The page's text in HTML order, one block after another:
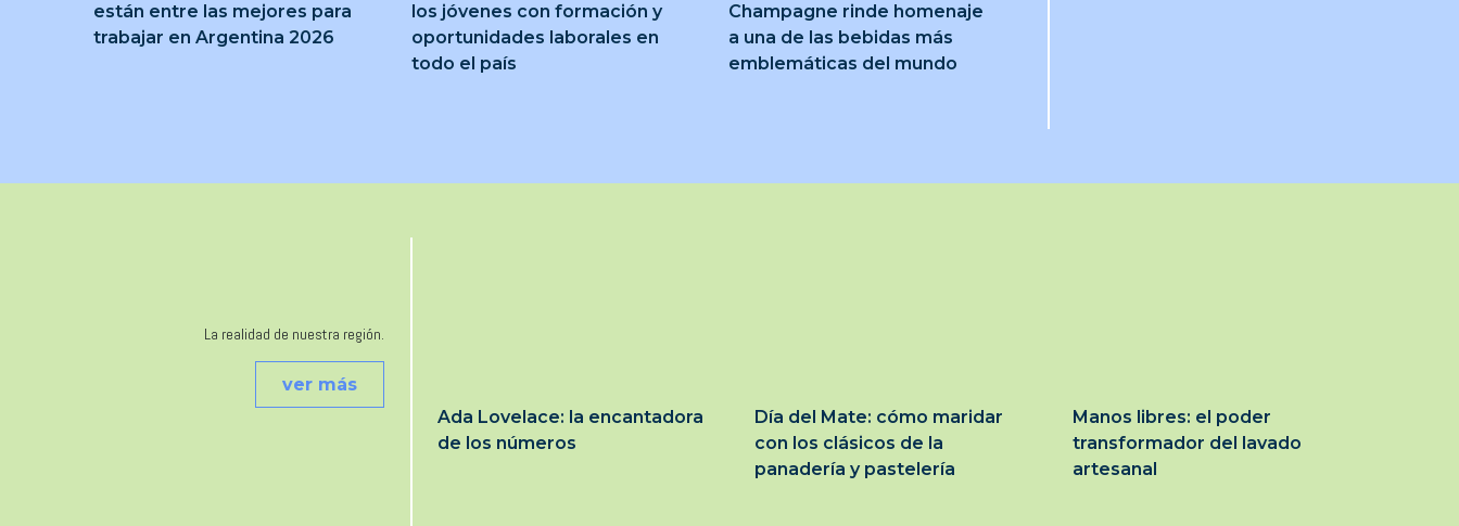
están entre las mejores para
trabajar en Argentina 2026
los jóvenes con formación y
oportunidades laborales en
todo el país
Champagne rinde homenaje
a una de las bebidas más
emblemáticas del mundo
La realidad de nuestra región.
ver más
Ada Lovelace: la encantadora
de los números
Día del Mate: cómo maridar
con los clásicos de la
panadería y pastelería
Manos libres: el poder
transformador del lavado
artesanal